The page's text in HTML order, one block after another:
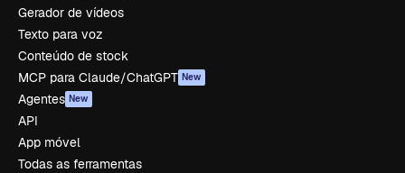
Gerador de vídeos
Texto para voz
Conteúdo de stock
MCP para Claude/ChatGPT New
Agentes New
API
App móvel
Todas as ferramentas